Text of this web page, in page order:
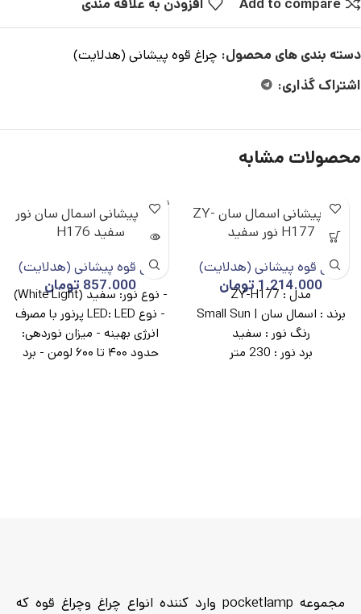
دسته بندی های محصول: چراغ قوه پیشانی (هدلایت)
اشتراک گذاری:
محصولات مشابه
چراغ پیشانی اسمال سان ZY-
H177 نور سفید
چراغ قوه پیشانی (هدلایت)
1.214.000 تومان مدل :ZY-H177
برند : اسمال سان | Small Sun
رنگ نور : سفید
برد نور : 230 متر
ناموجو
د
چراغ پیشانی اسمال سان نور
سفید H176
چراغ قوه پیشانی (هدلایت)
857.000 تومان
- نوع نور: سفید (White Light)
- نوع LED: LED پرنور با مصرف
انرژی بهینه - میزان نوردهی:
حدود ۴۰۰ تا ۶۰۰ لومن - برد
مقاوم در برابر رطوبت و پاشش
مجموعه pocketlamp وارد کننده انواع چراغ وچراغ قوه که